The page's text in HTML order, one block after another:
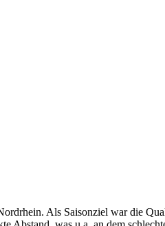
Als Saisonziel war die